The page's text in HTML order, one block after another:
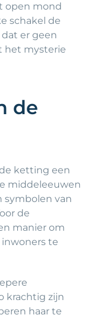
open mond
schakel de
er geen
het mysterie
de
ketting een
middeleeuwen
symbolen van
de
manier om
te
krachtig zijn
haar te